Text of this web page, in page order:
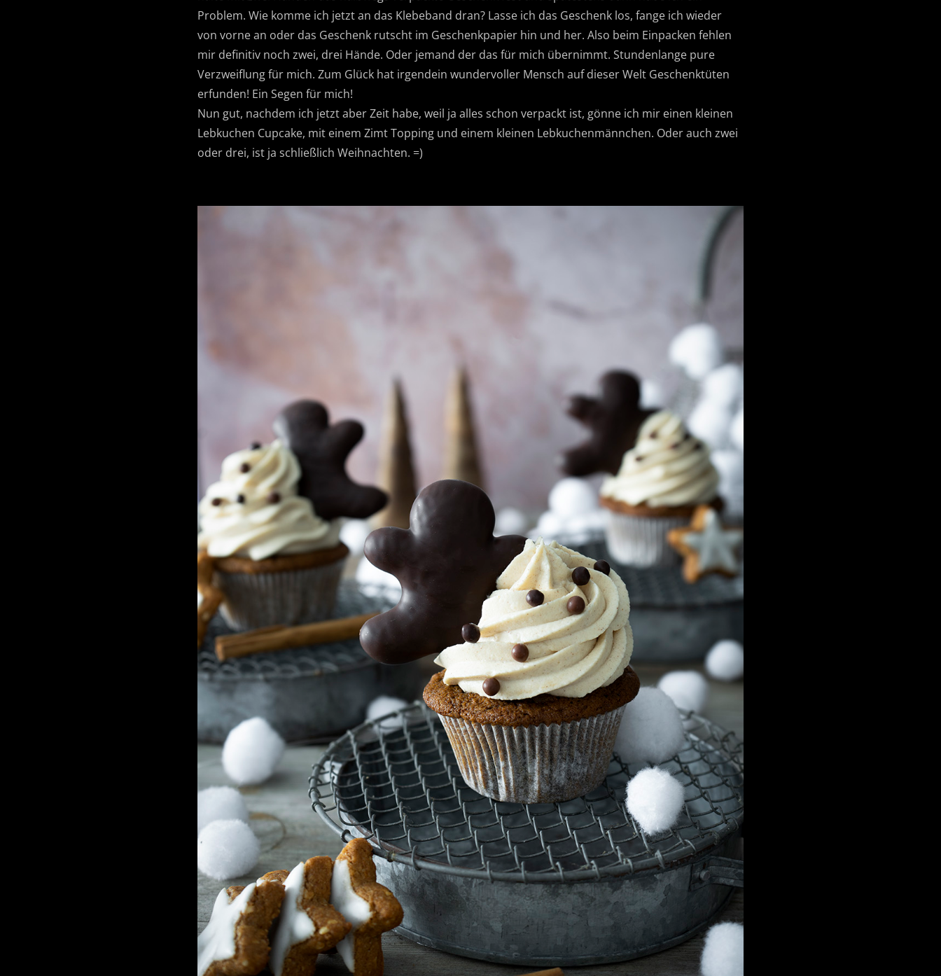
Problem. Wie komme ich jetzt an das Klebeband dran? Lasse ich das Geschenk los, fange ich wieder
von vorne an oder das Geschenk rutscht im Geschenkpapier hin und her. Also beim Einpacken fehlen
mir definitiv noch zwei, drei Hände. Oder jemand der das für mich übernimmt. Stundenlange pure
Verzweiflung für mich. Zum Glück hat irgendein wundervoller Mensch auf dieser Welt Geschenktüten
erfunden! Ein Segen für mich!
Nun gut, nachdem ich jetzt aber Zeit habe, weil ja alles schon verpackt ist, gönne ich mir einen kleinen
Lebkuchen Cupcake, mit einem Zimt Topping und einem kleinen Lebkuchenmännchen. Oder auch zwei
oder drei, ist ja schließlich Weihnachten. =)